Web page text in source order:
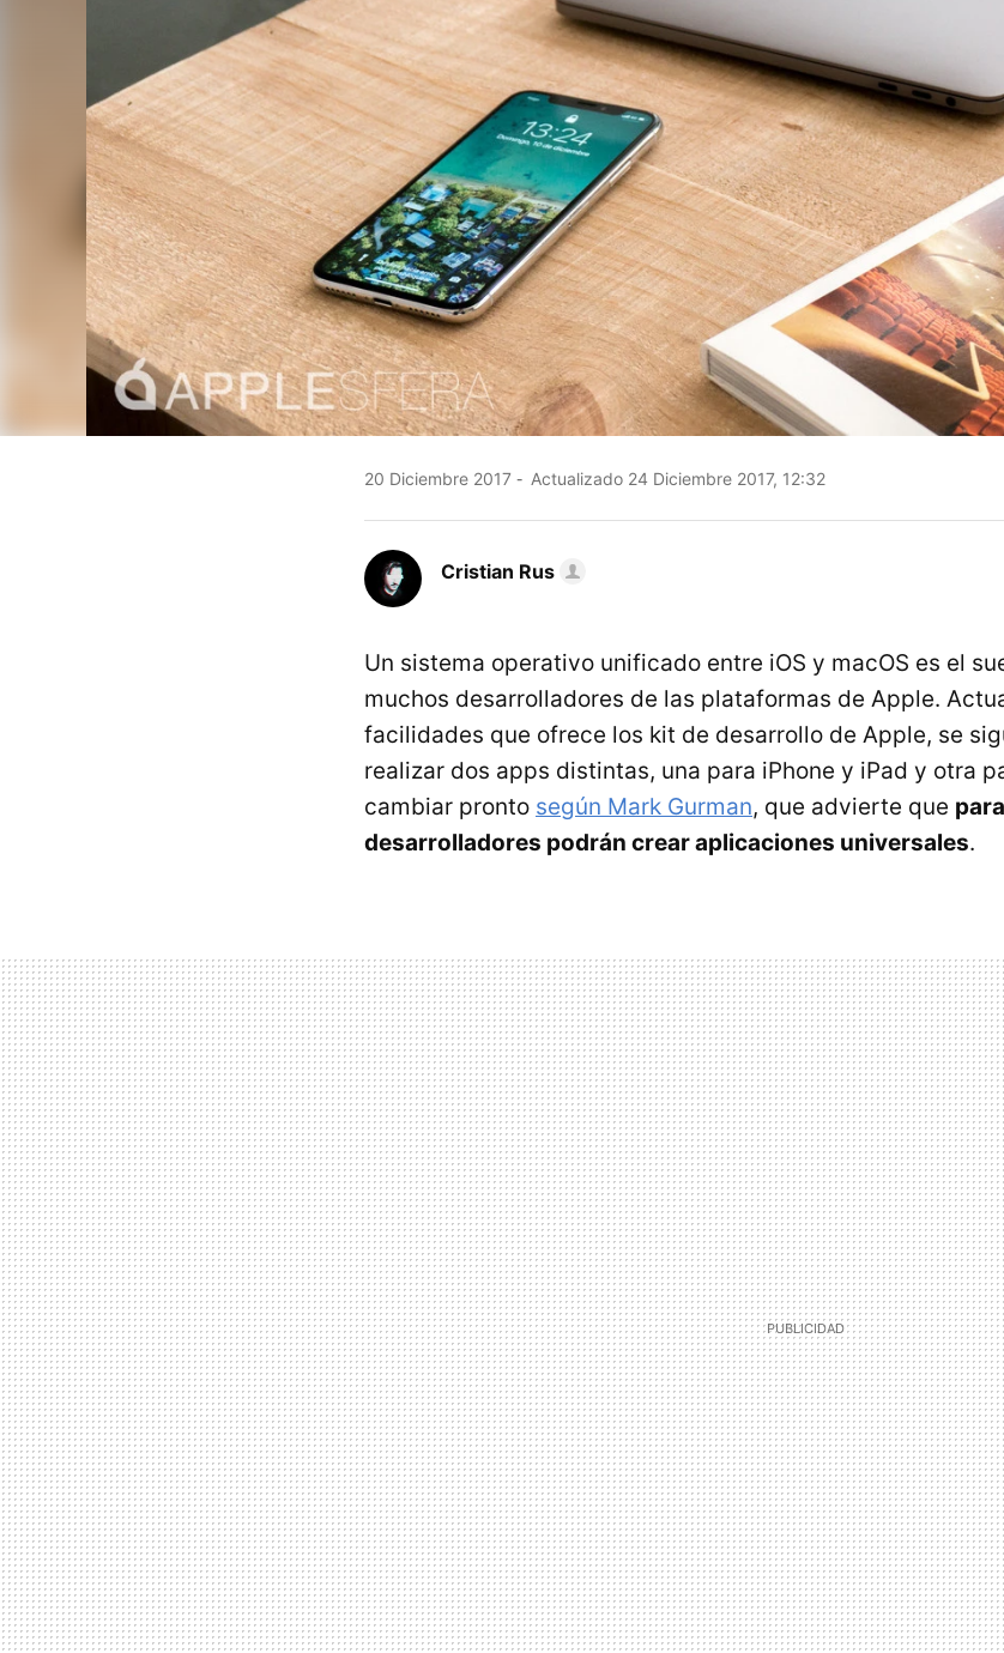
20 Diciembre 2017 Actualizado 24 Diciembre 2017, 12:32
Cristian Rus
Un sistema operativo unificado entre iOS y macOS es el
muchos desarrolladores de las plataformas de Apple.
facilidades que ofrece los kit de desarrollo de Apple, se
realizar dos apps distintas, una para iPhone y iPad y otra
cambiar pronto según Mark Gurman, que advierte que
desarrolladores podrán crear aplicaciones universales.